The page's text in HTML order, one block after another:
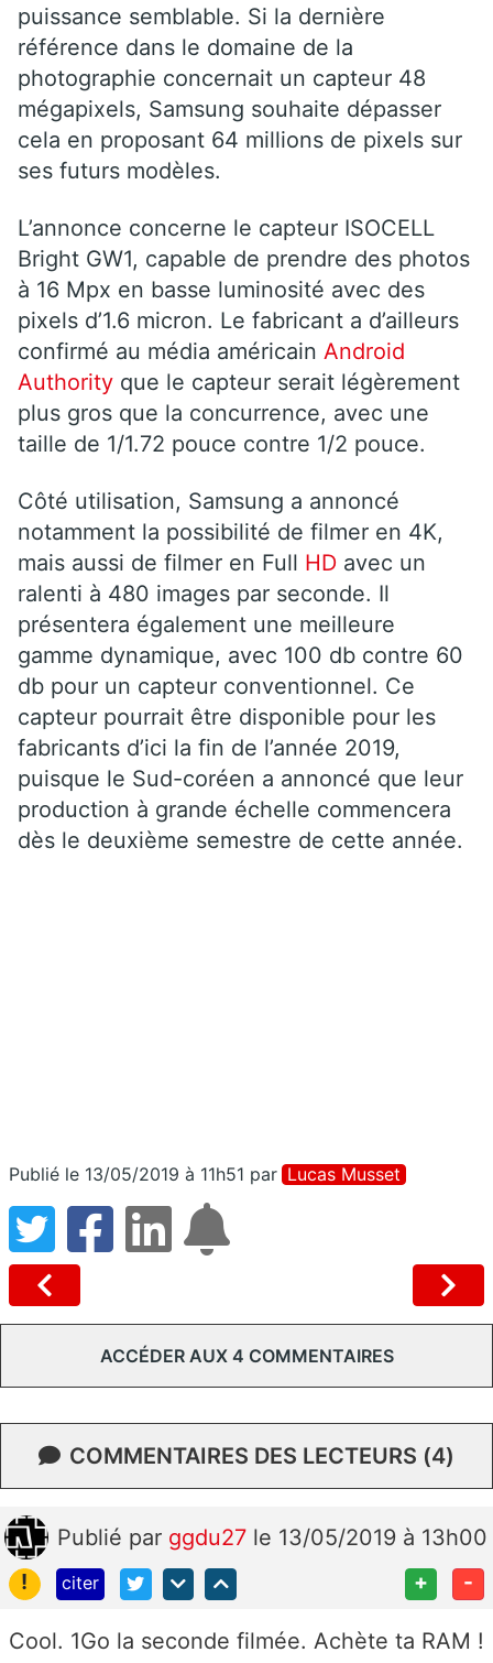
puissance semblable. Si la dernière
référence dans le domaine de la
photographie concernait un capteur 48
mégapixels, Samsung souhaite dépasser
cela en proposant 64 millions de pixels sur
ses futurs modèles.
L’annonce concerne le capteur ISOCELL
Bright GW1, capable de prendre des photos
à 16 Mpx en basse luminosité avec des
pixels d’1.6 micron. Le fabricant a d’ailleurs
confirmé au média américain Android
Authority que le capteur serait légèrement
plus gros que la concurrence, avec une
taille de 1/1.72 pouce contre 1/2 pouce.
Côté utilisation, Samsung a annoncé
notamment la possibilité de filmer en 4K,
mais aussi de filmer en Full HD avec un
ralenti à 480 images par seconde. Il
présentera également une meilleure
gamme dynamique, avec 100 db contre 60
db pour un capteur conventionnel. Ce
capteur pourrait être disponible pour les
fabricants d’ici la fin de l’année 2019,
puisque le Sud-coréen a annoncé que leur
production à grande échelle commencera
dès le deuxième semestre de cette année.
Publié le 13/05/2019 à 11h51 par Lucas Musset
ACCÉDER AUX 4 COMMENTAIRES
COMMENTAIRES DES LECTEURS (4)
Publié par ggdu27 le 13/05/2019 à 13h00
!
citer + -
Cool. 1Go la seconde filmée. Achète ta RAM !